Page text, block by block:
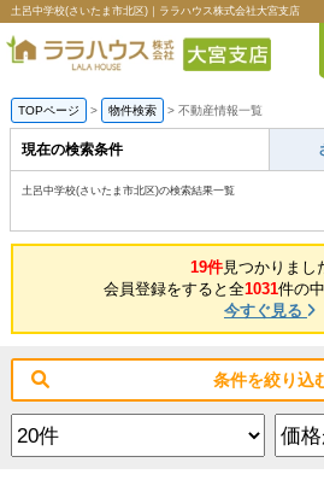
土呂中学校(さいたま市北区)｜ララハウス株式会社大宮支店
TOPページ > 物件検索 > 不動産情報一覧
現在の検索条件
土呂中学校(さいたま市北区)の検索結果一覧
19件見つかりまし
会員登録をすると全1031件の
今すぐ見る
条件を絞り込